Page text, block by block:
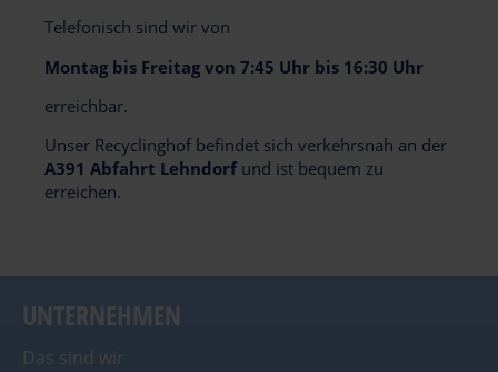
Telefonisch sind wir von
Montag bis Freitag von 7:45 Uhr bis 16:30 Uhr
erreichbar.
Unser Recyclinghof befindet sich verkehrsnah an der
A391 Abfahrt Lehndorf und ist bequem zu
erreichen.
UNTERNEHMEN
Das sind wir